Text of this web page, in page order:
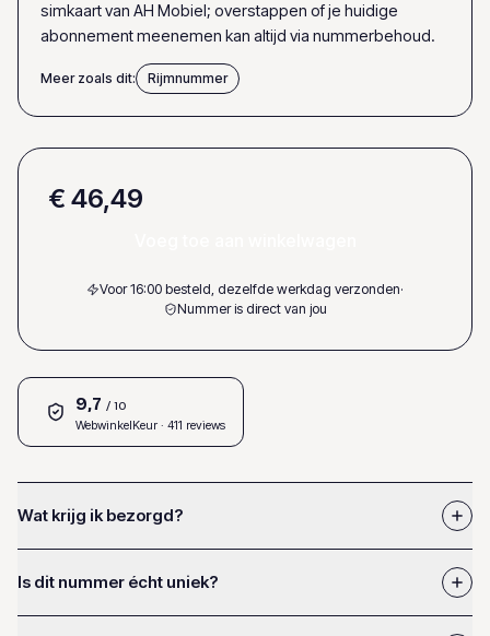
simkaart van AH Mobiel; overstappen of je huidige
abonnement meenemen kan altijd via nummerbehoud.
Meer zoals dit: Rijmnummer
€ 46,49
Voor 16:00 besteld, dezelfde werkdag verzonden·
Nummer is direct van jou
9,7 / 10
WebwinkelKeur · 411 reviews
Wat krijg ik bezorgd?
Is dit nummer écht uniek?